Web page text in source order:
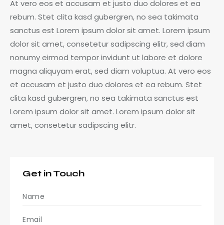
At vero eos et accusam et justo duo dolores et ea
rebum. Stet clita kasd gubergren, no sea takimata
sanctus est Lorem ipsum dolor sit amet. Lorem ipsum
dolor sit amet, consetetur sadipscing elitr, sed diam
nonumy eirmod tempor invidunt ut labore et dolore
magna aliquyam erat, sed diam voluptua. At vero eos
et accusam et justo duo dolores et ea rebum. Stet
clita kasd gubergren, no sea takimata sanctus est
Lorem ipsum dolor sit amet. Lorem ipsum dolor sit
amet, consetetur sadipscing elitr.
Get in Touch